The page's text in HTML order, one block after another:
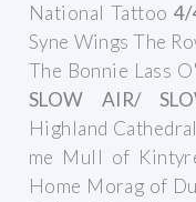
National Tattoo 4/
Syne WingsThe
The Bonnie Lass
SLOW AIR/
Highland Cathedral
me Mull of
Home Morag of